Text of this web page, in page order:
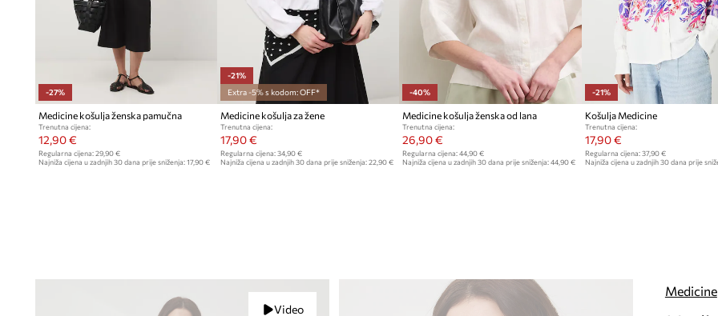
-27%
Medicine košulja ženska pamučna
Trenutna cijena:
12,90 €
Regularna cijena: 29,90 €
Najniža cijena u zadnjih 30 dana prije sniženja: 17,90 €
-21%
Extra -5% s kodom: OFF*
Medicine košulja za žene
Trenutna cijena:
17,90 €
Regularna cijena:34,90 €
Najniža cijena u zadnjih 30 dana prije sniženja:22,90 €
-40%
Medicine košulja ženska od lana
Trenutna cijena:
26,90 €
Regularna cijena: 44,90 €
Najniža cijena u zadnjih 30 dana prije sniženja: 44,90 €
-21%
Košulja Medicine
Trenutna cijena:
17,90 €
Regularna cijena: 37,90 €
Najniža cijena u zadnjih 30 dana prije
Video
Medicine